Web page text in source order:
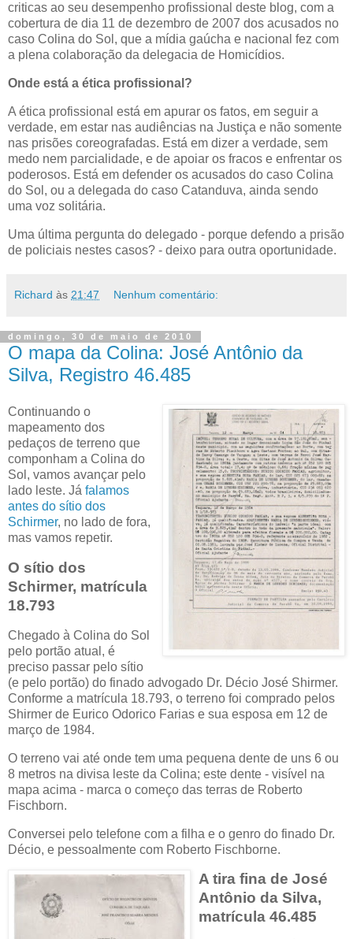
criticas ao seu desempenho profissional deste blog, com a
cobertura de dia 11 de dezembro de 2007 dos acusados no
caso Colina do Sol, que a mídia gaúcha e nacional fez com
a plena colaboração da delegacia de Homicídios.
Onde está a ética profissional?
A ética profissional está em apurar os fatos, em seguir a
verdade, em estar nas audiências na Justiça e não somente
nas prisões coreografadas. Está em dizer a verdade, sem
medo nem parcialidade, e de apoiar os fracos e enfrentar os
poderosos. Está em defender os acusados do caso Colina
do Sol, ou a delegada do caso Catanduva, ainda sendo
uma voz solitária.
Uma última pergunta do delegado - porque defendo a prisão
de policiais nestes casos? - deixo para outra oportunidade.
Richard às 21:47 Nenhum comentário:
domingo, 30 de maio de 2010
O mapa da Colina: José Antônio da
Silva, Registro 46.485
Continuando o
mapeamento dos
pedaços de terreno que
componham a Colina do
Sol, vamos avançar pelo
lado leste. Já falamos
antes do sítio dos
Schirmer, no lado de fora,
mas vamos repetir.
O sítio dos
Schirmer, matrícula
18.793
Chegado à Colina do Sol
pelo portão atual, é
preciso passar pelo sítio
(e pelo portão) do finado advogado Dr. Décio José Shirmer.
Conforme a matrícula 18.793, o terreno foi comprado pelos
Shirmer de Eurico Odorico Farias e sua esposa em 12 de
março de 1984.
O terreno vai até onde tem uma pequena dente de uns 6 ou
8 metros na divisa leste da Colina; este dente - visível na
mapa acima - marca o começo das terras de Roberto
Fischborn.
Conversei pelo telefone com a filha e o genro do finado Dr.
Décio, e pessoalmente com Roberto Fischborne.
A tira fina de José
Antônio da Silva,
matrícula 46.485